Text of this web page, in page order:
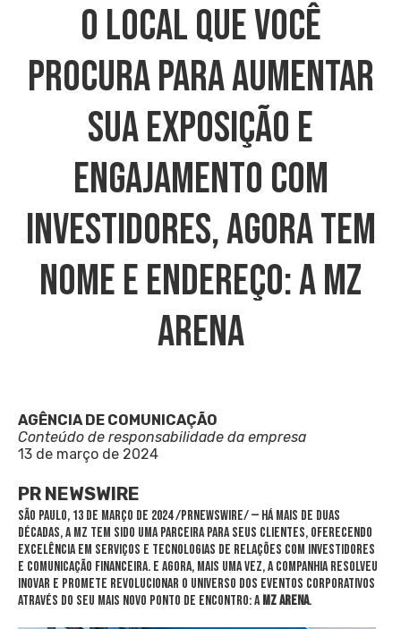
O Local Que Você
Procura Para Aumentar
Sua Exposição E
Engajamento Com
Investidores, Agora Tem
Nome E Endereço: A MZ
ARENA
AGÊNCIA DE COMUNICAÇÃO
Conteúdo de responsabilidade da empresa
13 de março de 2024
PR NEWSWIRE
SÃO PAULO, 13 de março de 2024/PRNewswire/ — Há mais de duas
décadas, a MZ tem sido uma parceira para seus clientes, oferecendo
excelência em serviços e tecnologias de relações com investidores
e comunicação financeira. E agora, mais uma vez, a companhia resolveu
inovar e promete revolucionar o universo dos eventos corporativos
através do seu mais novo ponto de encontro: aMZ ARENA.